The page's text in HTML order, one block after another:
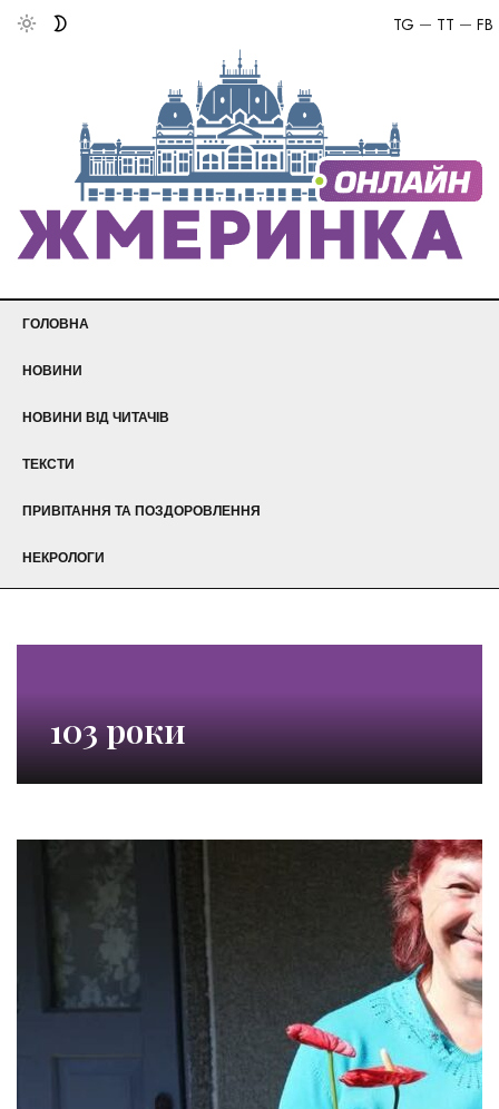
FB
TT
TG
ГОЛОВНА
НОВИНИ
НОВИНИ ВІД ЧИТАЧІВ
ТЕКСТИ
ПРИВІТАННЯ ТА ПОЗДОРОВЛЕННЯ
НЕКРОЛОГИ
103 роки